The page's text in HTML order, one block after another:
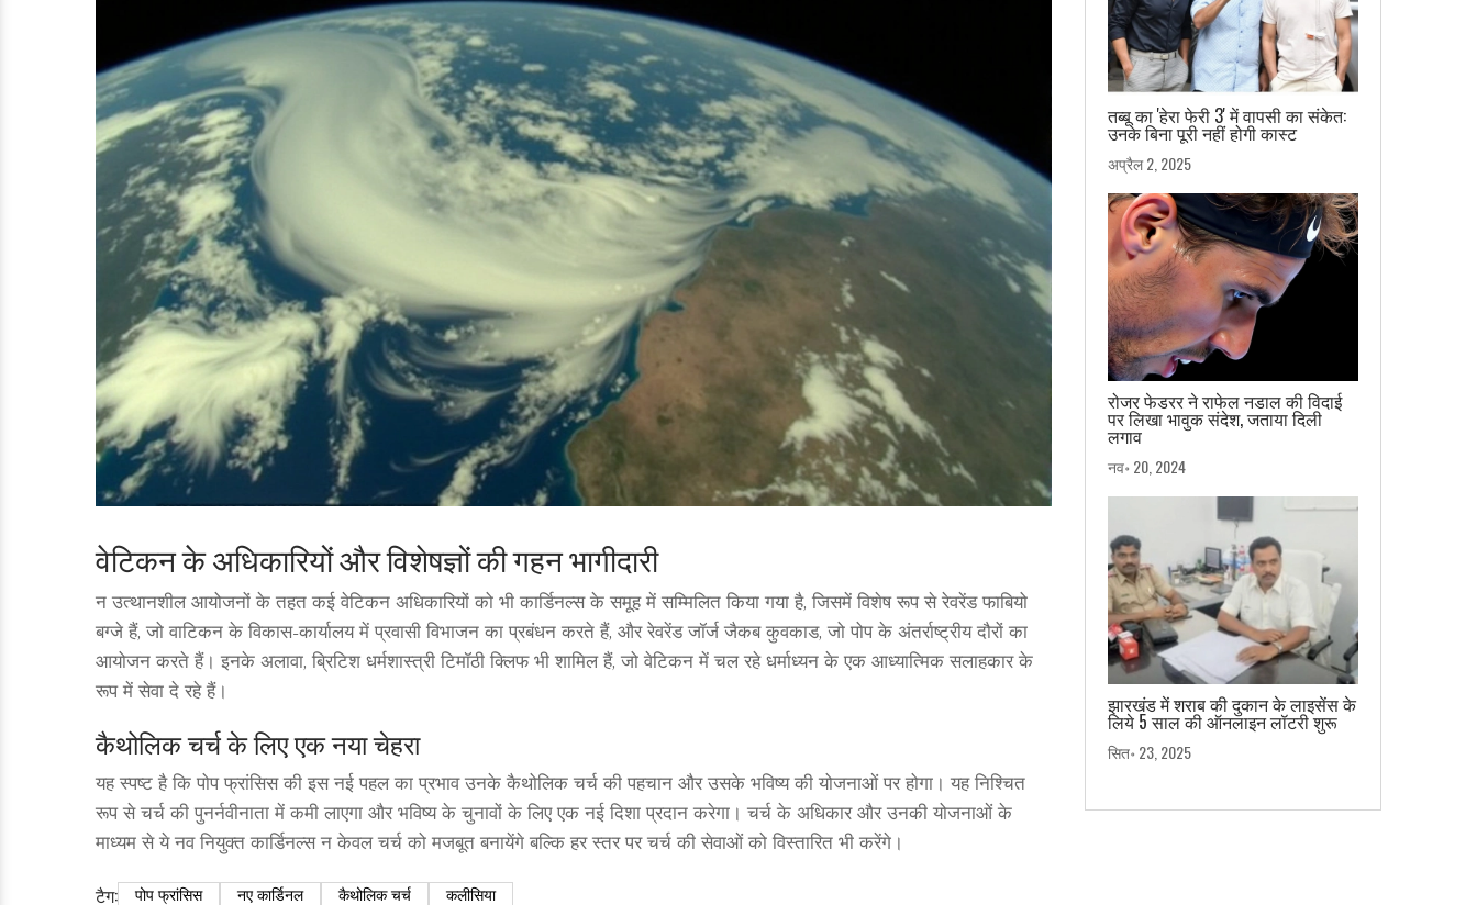
वेटिकन के अधिकारियों और विशेषज्ञों की गहन भागीदारी
न उत्थानशील आयोजनों के तहत कई वेटिकन अधिकारियों को भी कार्डिनल्स के समूह में सम्मिलित किया गया है, जिसमें विशेष रूप से रेवरेंड फाबियो
बग्जे हैं, जो वाटिकन के विकास-कार्यालय में प्रवासी विभाजन का प्रबंधन करते हैं, और रेवरेंड जॉर्ज जैकब कुवकाड, जो पोप के अंतर्राष्ट्रीय दौरों का
आयोजन करते हैं। इनके अलावा, ब्रिटिश धर्मशास्त्री टिमॉठी क्लिफ भी शामिल हैं, जो वेटिकन में चल रहे धर्माध्यन के एक आध्यात्मिक सलाहकार के
रूप में सेवा दे रहे हैं।
कैथोलिक चर्च के लिए एक नया चेहरा
यह स्पष्ट है कि पोप फ्रांसिस की इस नई पहल का प्रभाव उनके कैथोलिक चर्च की पहचान और उसके भविष्य की योजनाओं पर होगा। यह निश्चित
रूप से चर्च की पुनर्नवीनाता में कमी लाएगा और भविष्य के चुनावों के लिए एक नई दिशा प्रदान करेगा। चर्च के अधिकार और उनकी योजनाओं के
माध्यम से ये नव नियुक्त कार्डिनल्स न केवल चर्च को मजबूत बनायेंगे बल्कि हर स्तर पर चर्च की सेवाओं को विस्तारित भी करेंगे।
टैग: पोप फ्रांसिस नए कार्डिनल कैथोलिक चर्च कलीसिया
तब्बू का 'हेरा फेरी 3' में वापसी का संकेत:
उनके बिना पूरी नहीं होगी कास्ट
अप्रैल 2, 2025
रोजर फेडरर ने राफेल नडाल की विदाई
पर लिखा भावुक संदेश, जताया दिली
लगाव
नव॰ 20, 2024
झारखंड में शराब की दुकान के लाइसेंस के
लिये 5 साल की ऑनलाइन लॉटरी शुरू
सित॰ 23, 2025